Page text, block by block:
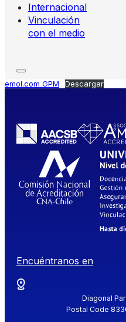
Internacional
Vinculación
con el medio
emol.com GPM Descargar
Encuéntranos en
Diagonal
Postal Code